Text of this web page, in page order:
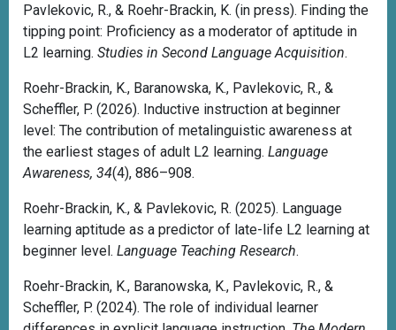
e
k
o
r
p
u
s
W
I
K
-
A
u
f
r
e
d
e
m
p
o
Pavlekovic, R., & Roehr-Brackin, K. (in press). Finding the
tipping point: Proficiency as a moderator of aptitude in
L2 learning. Studies in Second Language Acquisition.
Roehr-Brackin, K., Baranowska, K., Pavlekovic, R., &
Scheffler, P. (2026). Inductive instruction at beginner
level: The contribution of metalinguistic awareness at
the earliest stages of adult L2 learning. Language
Awareness, 34(4), 886–908.
Roehr-Brackin, K., & Pavlekovic, R. (2025). Language
learning aptitude as a predictor of late-life L2 learning at
beginner level. Language Teaching Research.
Roehr-Brackin, K., Baranowska, K., Pavlekovic, R., &
Scheffler, P. (2024). The role of individual learner